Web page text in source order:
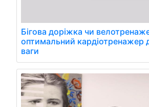
Бігова доріжка чи
оптимальний кардіотренажер
ваги